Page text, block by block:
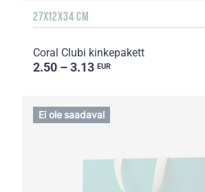
27X12X34 CM
Coral Clubi kinkepakett
2.50 – 3.13 EUR
Ei ole saadaval